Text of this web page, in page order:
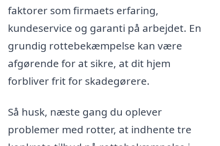
faktorer som firmaets erfaring,
kundeservice og garanti på arbejdet. En
grundig rottebekæmpelse kan være
afgørende for at sikre, at dit hjem
forbliver frit for skadegørere.
Så husk, næste gang du oplever
problemer med rotter, at indhente tre